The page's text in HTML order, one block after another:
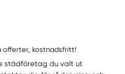
offerter, kostnadsfritt!
städföretag du valt ut